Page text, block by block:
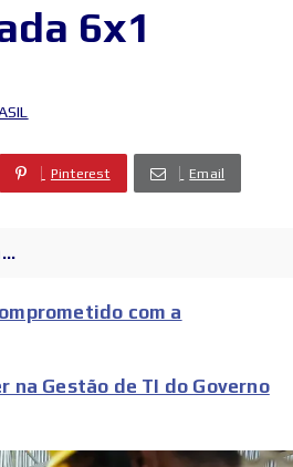
6x1
Pinterest Email
com a
na Gestão de TI do Governo